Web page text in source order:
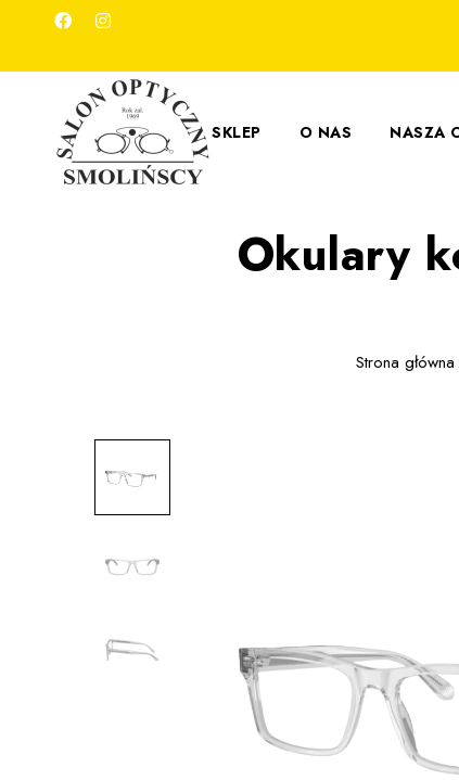
SKLEP O NAS NASZA
Okulary
Strona główna